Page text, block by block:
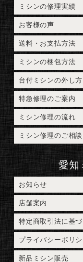
ミシンの修理実績
お客様の声
送料・お支払方法
ミシンの梱包方法
台付ミシンの外し方
特急修理のご案内
ミシン修理の流れ
ミシン修理のご相談
愛知
お知らせ
店舗案内
特定商取引法に基
プライバシーポリ
新品ミシン販売